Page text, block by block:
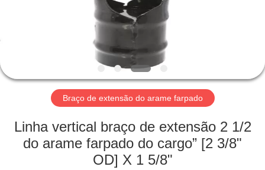
NÓS
EXCURSÃO
FÁBRICA
CONTROLE
Braço de extensão do arame farpado
Linha vertical braço de extensão 2 1/2
do arame farpado do cargo” [2 3/8"
OD] X 1 5/8"